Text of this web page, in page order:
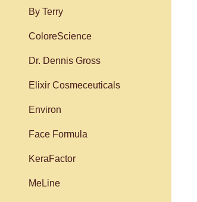
By Terry
ColoreScience
Dr. Dennis Gross
Elixir Cosmeceuticals
Environ
Face Formula
KeraFactor
MeLine